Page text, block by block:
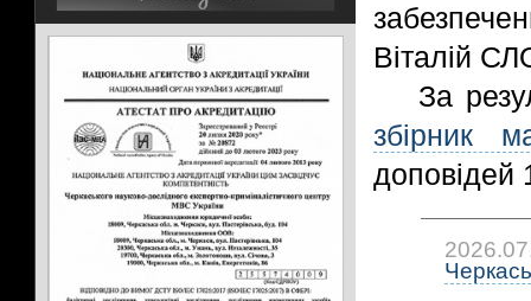
Віталій
За
збірник
доповідей